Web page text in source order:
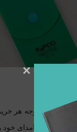
بودن آن توجه هر
تمیز بودن جامدای
×